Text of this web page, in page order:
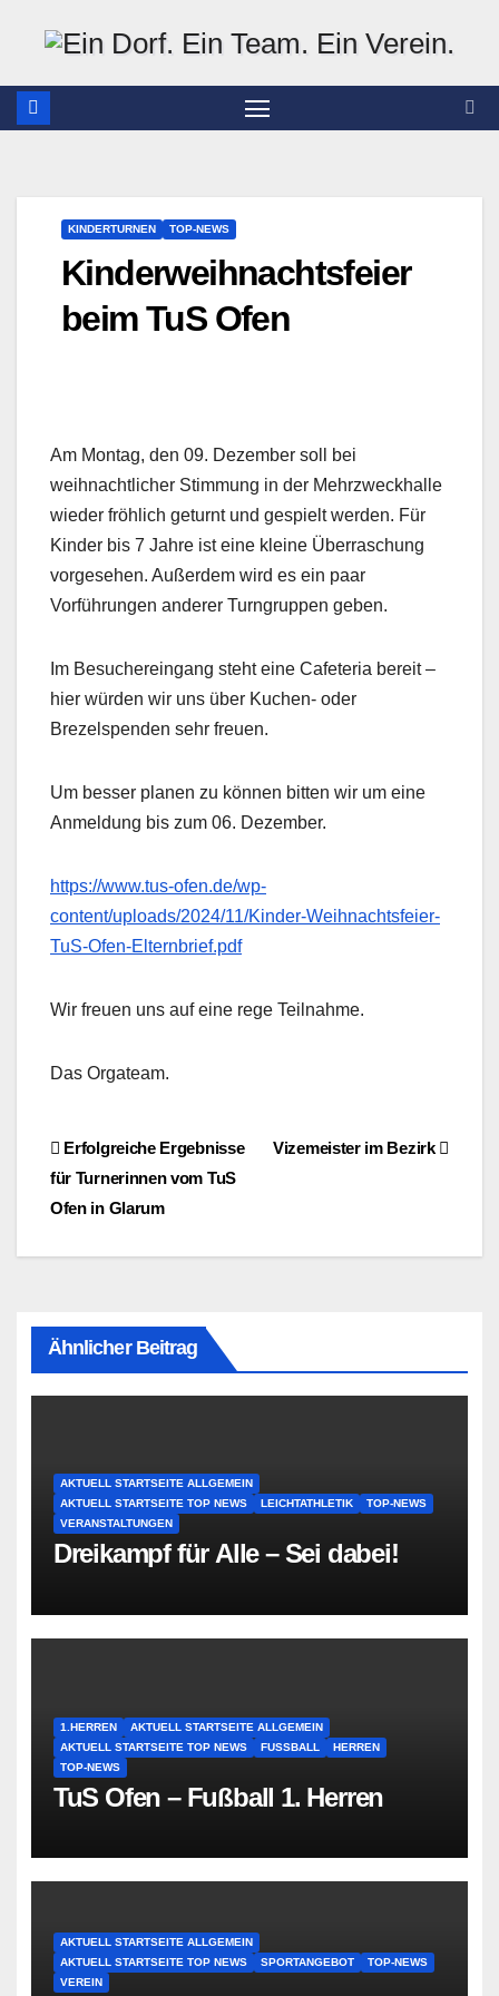
springen
KINDERTURNEN TOP-NEWS
Kinderweihnachtsfeier
beim TuS Ofen
Am Montag, den 09. Dezember soll bei
weihnachtlicher Stimmung in der Mehrzweckhalle
wieder fröhlich geturnt und gespielt werden. Für
Kinder bis 7 Jahre ist eine kleine Überraschung
vorgesehen. Außerdem wird es ein paar
Vorführungen anderer Turngruppen geben.
Im Besuchereingang steht eine Cafeteria bereit –
hier würden wir uns über Kuchen- oder
Brezelspenden sehr freuen.
Um besser planen zu können bitten wir um eine
Anmeldung bis zum 06. Dezember.
https://www.tus-ofen.de/wp-
content/uploads/2024/11/Kinder-Weihnachtsfeier-
TuS-Ofen-Elternbrief.pdf
Wir freuen uns auf eine rege Teilnahme.
Das Orgateam.
BeitragsnavigationVizemeister im Bezirk
Erfolgreiche Ergebnisse
für Turnerinnen vom TuS
Ofen in Glarum
Ähnlicher Beitrag
AKTUELL STARTSEITE ALLGEMEIN
AKTUELL STARTSEITE TOP NEWS
LEICHTATHLETIK
TOP-NEWS
VERANSTALTUNGEN
Dreikampf für Alle – Sei dabei!
1.HERREN
AKTUELL STARTSEITE ALLGEMEIN
AKTUELL STARTSEITE TOP NEWS
FUSSBALL
HERREN
TOP-NEWS
TuS Ofen – Fußball 1. Herren
AKTUELL STARTSEITE ALLGEMEIN
AKTUELL STARTSEITE TOP NEWS
SPORTANGEBOT
TOP-NEWS
VEREIN